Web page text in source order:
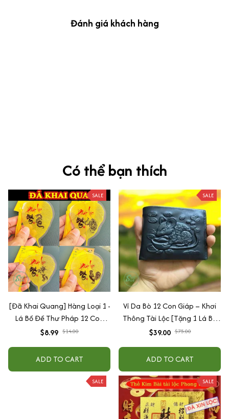
Đánh giá khách hàng
Có thể bạn thích
SALE
[Đã Khai Quang] Hàng Loại 1 -
Lá Bồ Đề Thư Pháp 12 Con
Giáp
$8.99 $14.00
ADD TO CART
SALE
Ví Da Bò 12 Con Giáp – Khơi
Thông Tài Lộc [Tặng 1 Lá Bồ
Đề ]
$39.00 $75.00
ADD TO CART
SALE SALE